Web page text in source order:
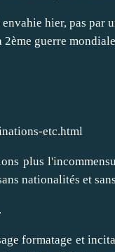
hier, pas par
guerre
etc.html
plus
nationalités et
11/rassemblement-sabbateens-a-paris-cnul-0-heureusement-nous-ne-sommes-pas-inviter.html ~~Rassemblement sabbatéens à paris~~CNUL = 0 heureusement nous ne sommes pas INVITER (...) 0+0=O Basta la traite des ceci et des cela parlons des deux dernières guerres (...) LA RÉELLE DIVERSITÉ EST CHEZ LES BLANCS COULEURS DE CHEVEUX ET LES YEUX CEUX QUI N'AIMENT PAS LES BLANCS NE SONT PAS OBLIGÉS DE SE MÉLANGER CECI DIT UN MÉTISSE DEVIENS UN BATARD SANS RACINES (...) CHACUN SON CONTINENT SI NOIR C'EST NOIR BLANC C'EST BLANC ETC ! EUROPE AUX EUROPÉENS ASIE AUX ASIATIQUES AFRIQUE AUX AFRICAINS BASTA LA MALÉDICTION DES BATARDS SANS RACINES RACISTE QUI EST RACISTE ? ET PUIS QUOI ET ALORS SI DÉFENDRE SON CONTINENT SA RACE SA CULTURE ETC EST RACISTE ALORS SOYONS TOUS RACISTES))))))))))))))))) QUI PLUS EST POUR PROTÉGÉ LA DIVERSITÉ, NI HYBRIDES BATARDS, NI